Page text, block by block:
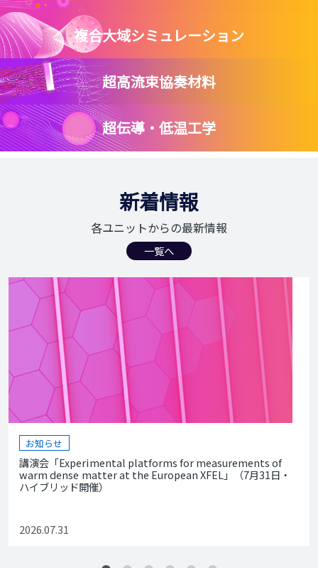
複合大域シミュレーション
超高流束協奏材料
超伝導・低温工学
新着情報
各ユニットからの最新情報
一覧へ
お知らせ
講演会「Experimental platforms for measurements of
warm dense matter at the European XFEL」（7月31日・
ハイブリッド開催）
2026.07.31